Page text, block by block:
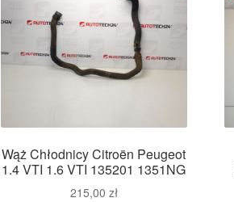
Wąż Chłodnicy Citroën Peugeot
1.4 VTI 1.6 VTI 135201 1351NG
215,00 zł